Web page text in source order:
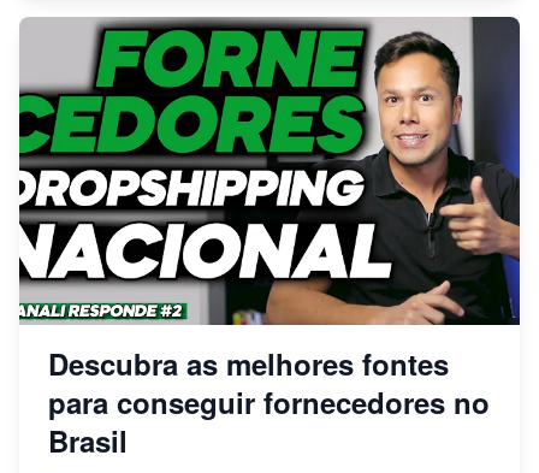
Descubra as melhores fontes
para conseguir fornecedores no
Brasil